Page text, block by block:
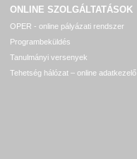
ONLINE SZOLGÁLTATÁSOK
OPER - online pályázati rendszer
Programbeküldés
Tanulmányi versenyek
Tehetség hálózat – online adatkezelő